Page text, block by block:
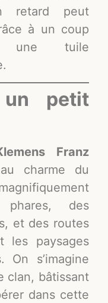
retard peut
à un coup
une tuile
un petit
Franz
charme du
des
et des routes
les paysages
On s’imagine
clan, bâtissant
dans cette